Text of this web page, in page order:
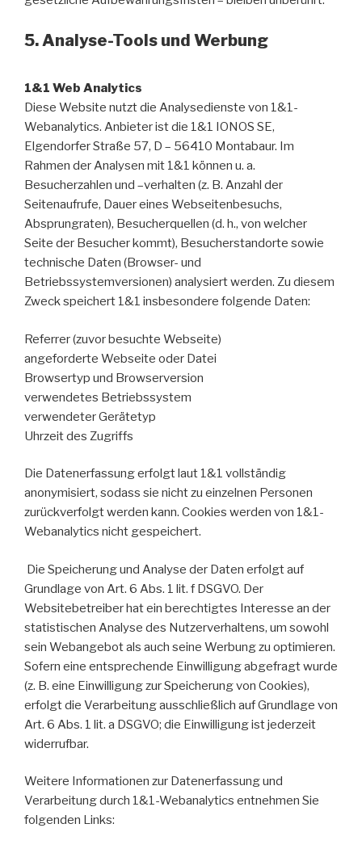
5. Analyse-Tools und Werbung
1&1 Web Analytics
Diese Website nutzt die Analysedienste von 1&1-
Webanalytics. Anbieter ist die 1&1 IONOS SE,
Elgendorfer Straße 57, D – 56410 Montabaur. Im
Rahmen der Analysen mit 1&1 können u. a.
Besucherzahlen und –verhalten (z. B. Anzahl der
Seitenaufrufe, Dauer eines Webseitenbesuchs,
Absprungraten), Besucherquellen (d. h., von welcher
Seite der Besucher kommt), Besucherstandorte sowie
technische Daten (Browser- und
Betriebssystemversionen) analysiert werden. Zu diesem
Zweck speichert 1&1 insbesondere folgende Daten:
Referrer (zuvor besuchte Webseite)
angeforderte Webseite oder Datei
Browsertyp und Browserversion
verwendetes Betriebssystem
verwendeter Gerätetyp
Uhrzeit des Zugriffs
Die Datenerfassung erfolgt laut 1&1 vollständig
anonymisiert, sodass sie nicht zu einzelnen Personen
zurückverfolgt werden kann. Cookies werden von 1&1-
Webanalytics nicht gespeichert.
Die Speicherung und Analyse der Daten erfolgt auf
Grundlage von Art. 6 Abs. 1 lit. f DSGVO. Der
Websitebetreiber hat ein berechtigtes Interesse an der
statistischen Analyse des Nutzerverhaltens, um sowohl
sein Webangebot als auch seine Werbung zu optimieren.
Sofern eine entsprechende Einwilligung abgefragt wurde
(z. B. eine Einwilligung zur Speicherung von Cookies),
erfolgt die Verarbeitung ausschließlich auf Grundlage von
Art. 6 Abs. 1 lit. a DSGVO; die Einwilligung ist jederzeit
widerrufbar.
Weitere Informationen zur Datenerfassung und
Verarbeitung durch 1&1-Webanalytics entnehmen Sie
folgenden Links: